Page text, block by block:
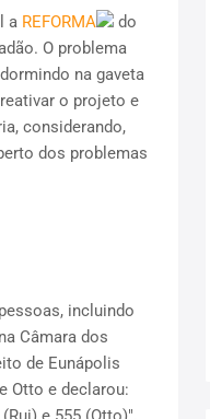
a REFORMA
do
O problema
na gaveta
o projeto e
considerando,
dos problemas
incluindo
Câmara dos
de Eunápolis
Otto e declarou: